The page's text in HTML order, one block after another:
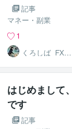
記事
マネー・副業
1
くろしば_FXト
レーダー
はじめまして
です
記事